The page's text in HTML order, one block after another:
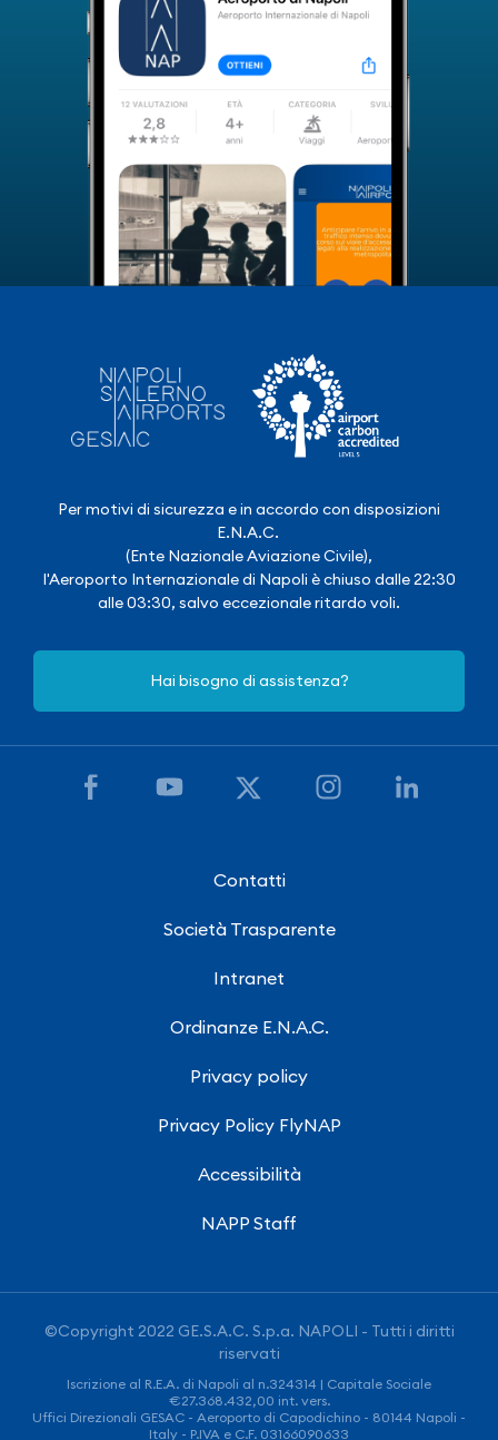
Per motivi di sicurezza e in accordo con disposizioni
E.N.A.C.
(Ente Nazionale Aviazione Civile),
l'Aeroporto Internazionale di Napoli è chiuso dalle 22:30
alle 03:30, salvo eccezionale ritardo voli.
Hai bisogno di assistenza?
Contatti
Società Trasparente
Intranet
Ordinanze E.N.A.C.
Privacy policy
Privacy Policy FlyNAP
Accessibilità
NAPP Staff
©Copyright 2022 GE.S.A.C. S.p.a. NAPOLI - Tutti i diritti
riservati
Iscrizione al R.E.A. di Napoli al n.324314 | Capitale Sociale
€27.368.432,00 int. vers.
Uffici Direzionali GESAC - Aeroporto di Capodichino - 80144 Napoli -
Italy - P.IVA e C.F. 03166090633